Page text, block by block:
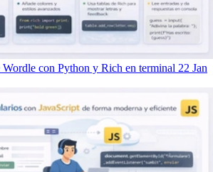
con Python y Rich en terminal 22 Jan